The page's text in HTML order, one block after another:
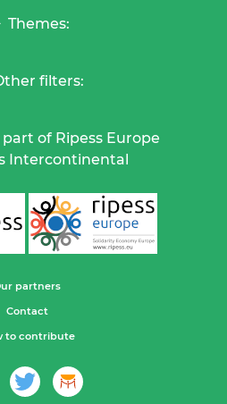
Themes:
filters:
of Ripess Europe
Intercontinental
partners
Contact
to contribute